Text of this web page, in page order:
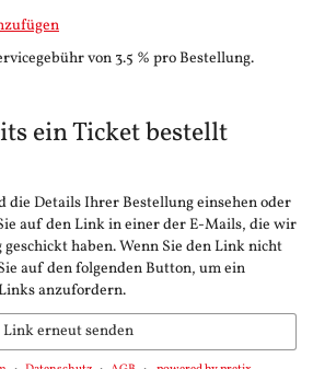
von 3.5 % pro Bestellung.
ein Ticket bestellt
die Details Ihrer Bestellung einsehen oder
auf den Link in einer der E-Mails, die wir
haben. Wenn Sie den Link nicht
auf den folgenden Button, um ein
anzufordern.
Link erneut senden